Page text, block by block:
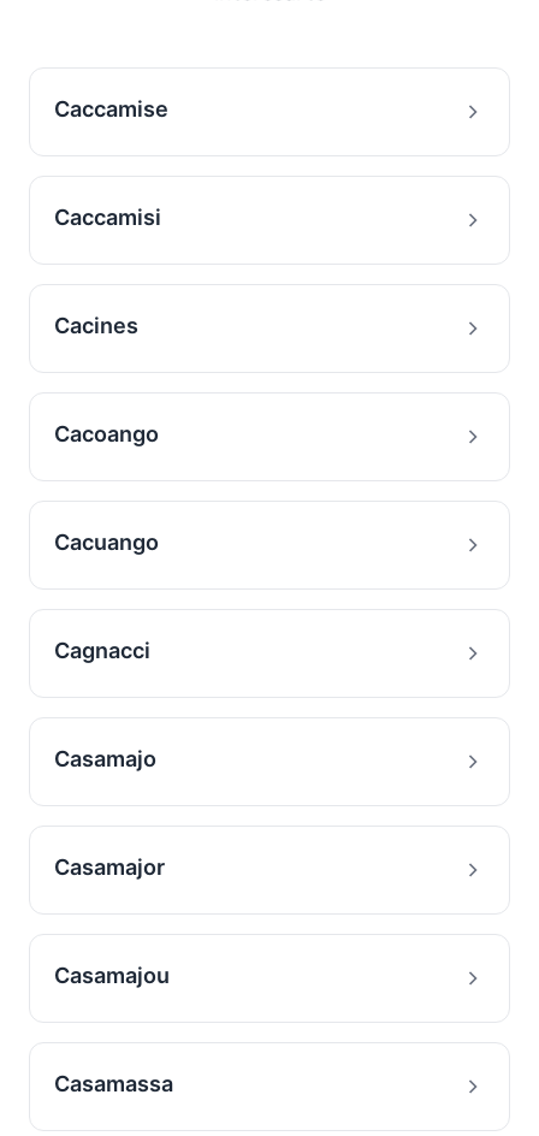
Caccamise
Caccamisi
Cacines
Cacoango
Cacuango
Cagnacci
Casamajo
Casamajor
Casamajou
Casamassa